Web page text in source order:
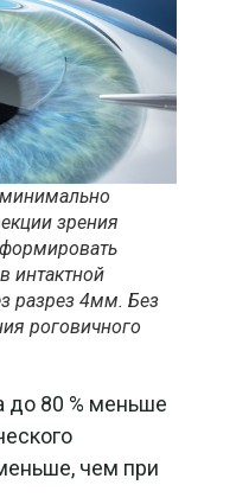
зрения
интактной
разрез 4мм. Без
роговичного
до 80 % меньше
чем при